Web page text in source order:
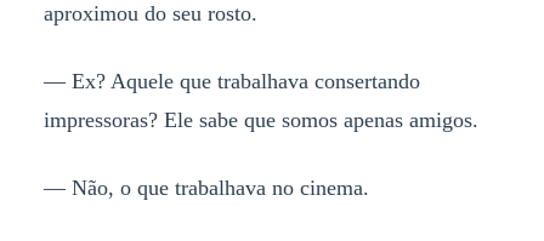
aproximou do seu rosto.
— Ex? Aquele que trabalhava consertando
impressoras? Ele sabe que somos apenas amigos.
— Não, o que trabalhava no cinema.